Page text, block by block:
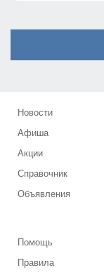
Новости
Афиша
Акции
Справочник
Объявления
Помощь
Правила